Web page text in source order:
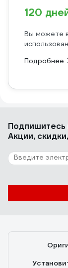
120
Вы можете
использован
Подробнее
Подпишитесь
Акции,